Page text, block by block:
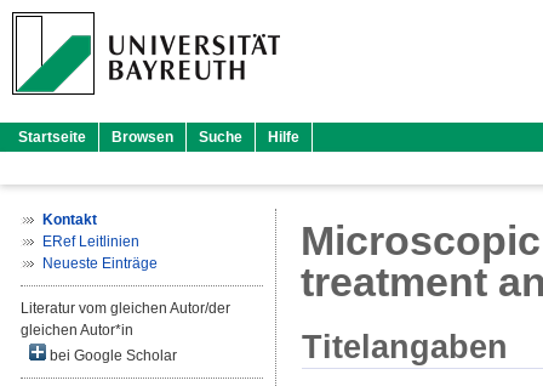
Startseite Browsen Suche Hilfe
Kontakt
ERef Leitlinien
Neueste Einträge
Literatur vom gleichen Autor/der
gleichen Autor*in
bei Google Scholar
treatment
Titelangaben